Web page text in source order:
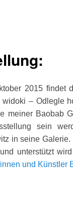
2015 findet
widoki – Odlegle
meiner Baobab
sein
in seine
unterstützt
und Künstler